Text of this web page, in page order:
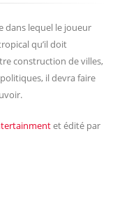
dans lequel le joueur
qu’il doit
construction de villes,
il devra faire
et édité par